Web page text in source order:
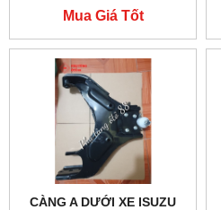
CHÍNH HÃNG - 8979476430
Mua Giá Tốt
CÀNG A DƯỚI XE ISUZU